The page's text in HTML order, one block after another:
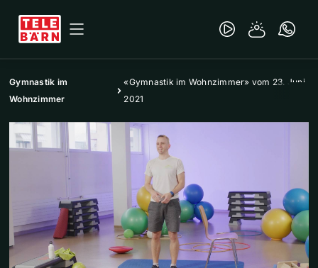
Gymnastik im
Wohnzimmer
«Gymnastik im Wohnzimmer» vom 23. Juni
2021